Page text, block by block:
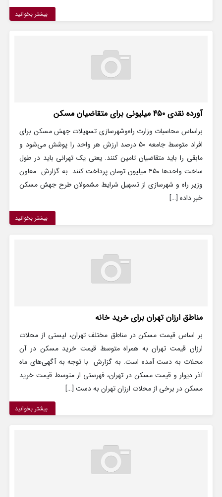
بیشتر بخوانید
آورده نقدی ۴۵۰ میلیونی برای متقاضیان مسکن
براساس محاسبات وزارت راه‌وشهرسازی تسهیلات جهش مسکن برای
افراد متوسط جامعه ۵۰ درصد ارزش هر واحد را پوشش می‌شود و
مابقی را باید متقاضیان تامین کنند. یعنی یک تهرانی باید در طول
ساخت واحدها ۴۵۰ میلیون تومان پرداخت کنند. به گزارش معاون
وزیر راه و شهرسازی از تسهیل شرایط مشمولان طرح جهش مسکن
خبر داده […]
بیشتر بخوانید
مناطق ارزان تهران برای خرید خانه
بر اساس قیمت مسکن در مناطق مختلف تهران، لیستی از محلات
ارزان قیمت تهران به همراه متوسط قیمت خرید مسکن در آن
محلات به دست آمده است. به گزارش با توجه به آگهی‌های ماه
آذر دیوار و قیمت مسکن در تهران، فهرستی از متوسط قیمت خرید
مسکن در برخی از محلات ارزان تهران به دست […]
بیشتر بخوانید